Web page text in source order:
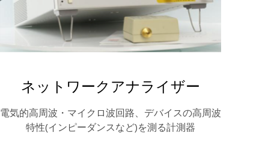
ネットワークアナライザー
電気的高周波・マイクロ波回路、デバイスの高周波
特性(インピーダンスなど)を測る計測器